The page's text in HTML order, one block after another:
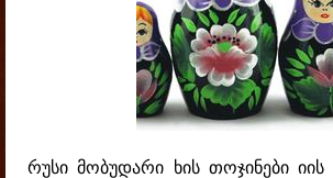
რუსი მობუდარი ხის თოჯინები